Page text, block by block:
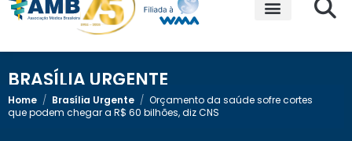
BRASÍLIA URGENTE
Home / Brasília Urgente / Orçamento da saúde sofre cortes
que podem chegar a R$ 60 bilhões, diz CNS